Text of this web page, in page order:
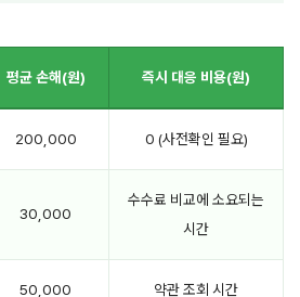
평균 손해(원) 즉시 대응 비용(원)
200,000 0 (사전확인 필요)
30,000
수수료 비교에 소요되는
시간
50,000 약관 조회 시간